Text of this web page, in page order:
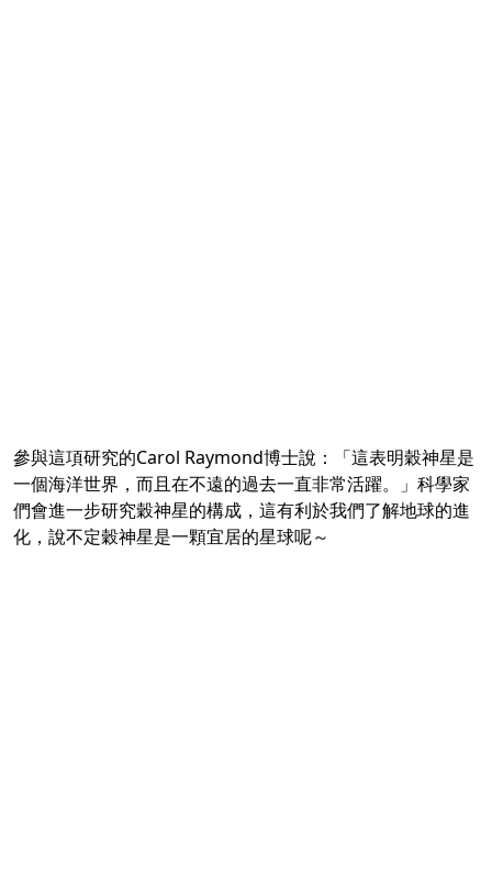
參與這項研究的Carol Raymond博士說：「這表明穀神星是
一個海洋世界，而且在不遠的過去一直非常活躍。」科學家
們會進一步研究穀神星的構成，這有利於我們了解地球的進
化，說不定穀神星是一顆宜居的星球呢～